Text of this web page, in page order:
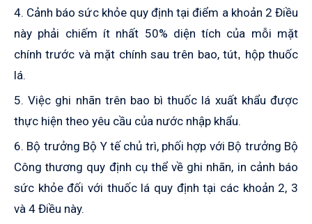
4. Cảnh báo sức khỏe quy định tại điểm a khoản 2 Điều
này phải chiếm ít nhất 50% diện tích của mỗi mặt
chính trước và mặt chính sau trên bao, tút, hộp thuốc
lá.
5. Việc ghi nhãn trên bao bì thuốc lá xuất khẩu được
thực hiện theo yêu cầu của nước nhập khẩu.
6. Bộ trưởng Bộ Y tế chủ trì, phối hợp với Bộ trưởng Bộ
Côngthương quy định cụ thể về ghi nhãn, in cảnh báo
sức khỏe đối với thuốc lá quy định tại các khoản 2, 3
và 4 Điều này.